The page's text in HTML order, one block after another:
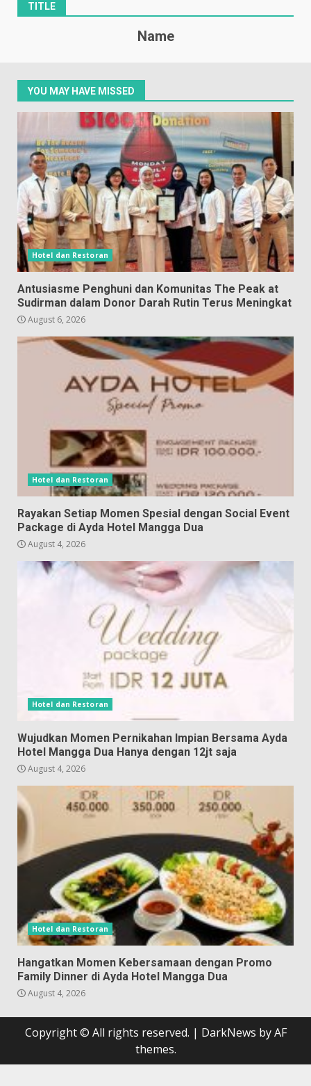
TITLE
Name
YOU MAY HAVE MISSED
Hotel dan Restoran
Antusiasme Penghuni dan Komunitas The Peak at
Sudirman dalam Donor Darah Rutin Terus Meningkat
August 6, 2026
Hotel dan Restoran
Rayakan Setiap Momen Spesial dengan Social Event
Package di Ayda Hotel Mangga Dua
August 4, 2026
Hotel dan Restoran
Wujudkan Momen Pernikahan Impian Bersama Ayda
Hotel Mangga Dua Hanya dengan 12jt saja
August 4, 2026
Hotel dan Restoran
Hangatkan Momen Kebersamaan dengan Promo
Family Dinner di Ayda Hotel Mangga Dua
August 4, 2026
Copyright © All rights reserved. | DarkNews by AF
themes.